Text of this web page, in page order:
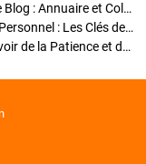
Stratégies pour améliorer la visibilité de votre Blog : Annuaire et Collaborations
Pourquoi Investir dans un Nom de Domaine Personnel : Les Clés de la Réussite de Votre Blog
Comment Faire Émerger Votre Blog : Le Pouvoir de la Patience et de la Persévérance